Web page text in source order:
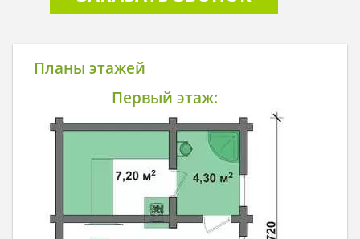
Планы этажей
Первый этаж: